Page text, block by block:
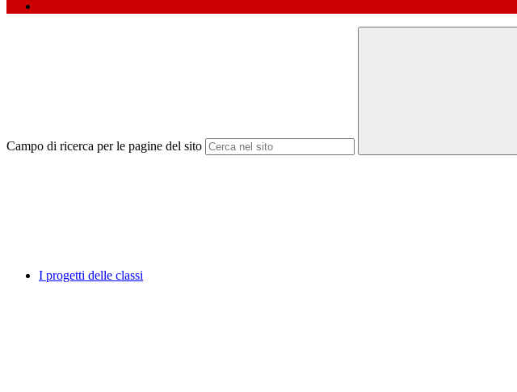
Campo di ricerca per le pagine del sito
I progetti delle classi